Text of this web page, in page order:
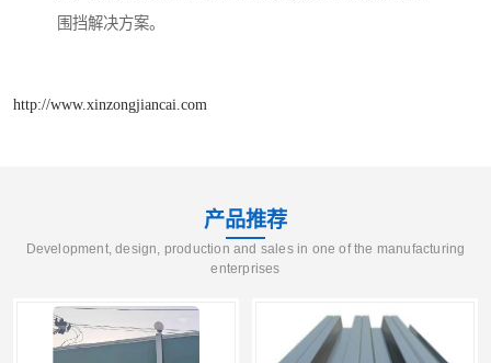
围挡解决方案。
http://www.xinzongjiancai.com
产品推荐
Development, design, production and sales in one of the manufacturing
enterprises